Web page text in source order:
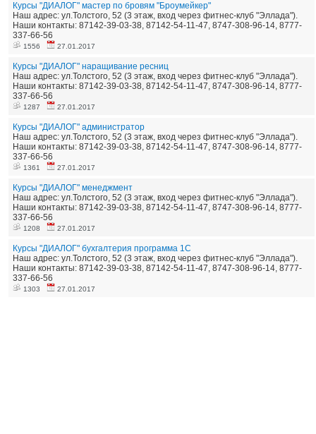
Курсы "ДИАЛОГ" мастер по бровям "Броумейкер"
Наш адрес: ул.Толстого, 52 (3 этаж, вход через фитнес-клуб "Эллада").
Наши контакты: 87142-39-03-38, 87142-54-11-47, 8747-308-96-14, 8777-
337-66-56
1556 27.01.2017
Курсы "ДИАЛОГ" наращивание ресниц
Наш адрес: ул.Толстого, 52 (3 этаж, вход через фитнес-клуб "Эллада").
Наши контакты: 87142-39-03-38, 87142-54-11-47, 8747-308-96-14, 8777-
337-66-56
1287 27.01.2017
Курсы "ДИАЛОГ" администратор
Наш адрес: ул.Толстого, 52 (3 этаж, вход через фитнес-клуб "Эллада").
Наши контакты: 87142-39-03-38, 87142-54-11-47, 8747-308-96-14, 8777-
337-66-56
1361 27.01.2017
Курсы "ДИАЛОГ" менеджмент
Наш адрес: ул.Толстого, 52 (3 этаж, вход через фитнес-клуб "Эллада").
Наши контакты: 87142-39-03-38, 87142-54-11-47, 8747-308-96-14, 8777-
337-66-56
1208 27.01.2017
Курсы "ДИАЛОГ" бухгалтерия программа 1С
Наш адрес: ул.Толстого, 52 (3 этаж, вход через фитнес-клуб "Эллада").
Наши контакты: 87142-39-03-38, 87142-54-11-47, 8747-308-96-14, 8777-
337-66-56
1303 27.01.2017